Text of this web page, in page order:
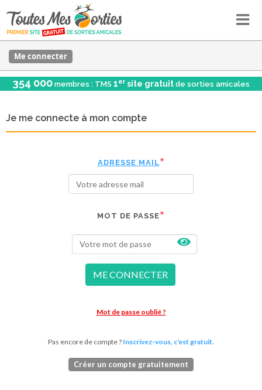
Me connecter
354 000 membres : TMS 1er site gratuit de sorties amicales
Je me connecte à mon compte
ADRESSE MAIL
MOT DE PASSE
ME CONNECTER
Mot de passe oublié ?
Pas encore de compte ? Inscrivez-vous, c'est gratuit.
Créer un compte gratuitement